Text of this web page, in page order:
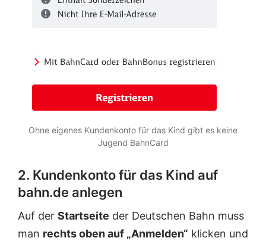
Ohne eigenes Kundenkonto für das Kind gibt es keine
Jugend BahnCard
2. Kundenkonto für das Kind auf
bahn.de anlegen
Auf der Startseite der Deutschen Bahn muss
man rechts oben auf „Anmelden“ klicken und